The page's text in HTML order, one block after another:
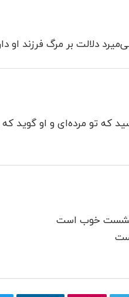
دلالت بر مرگ فرزند او
که تو مرده‌ای و او گوید
نشست خوب است